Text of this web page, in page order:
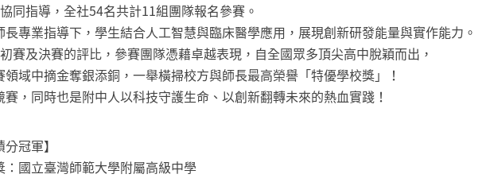
同指導，全社54名共計11組團隊報名參賽。
長專業指導下，學生結合人工智慧與臨床醫學應用，展現創新研發能量與實作能力。
賽及決賽的評比，參賽團隊憑藉卓越表現，自全國眾多頂尖高中脫穎而出，
領域中摘金奪銀添銅，一舉橫掃校方與師長最高榮譽「特優學校獎」！
賽，同時也是附中人以科技守護生命、以創新翻轉未來的熱血實踐！
分冠軍】
：國立臺灣師範大學附屬高級中學